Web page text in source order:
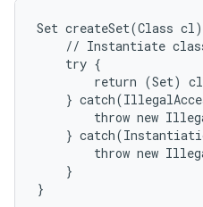
Set createSet(Class
// Instantiate
    try {
return (Set)
}
throw new
}
throw new
    }
}